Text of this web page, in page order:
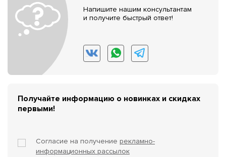
Напишите нашим консультантам
и получите быстрый ответ!
Получайте информацию о новинках и скидках
первыми!
Согласие на получение рекламно-
информационных рассылок